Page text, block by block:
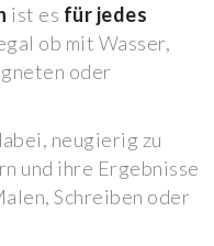
ist es für jedes
ob mit Wasser,
oder
neugierig zu
und ihre Ergebnisse
Schreiben oder